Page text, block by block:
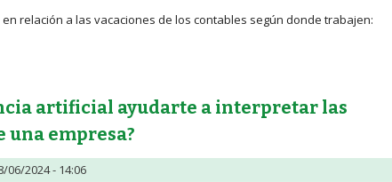
relación a las vacaciones de los contables según donde trabajen:
artificial ayudarte a interpretar las
una empresa?
06/2024 - 14:06